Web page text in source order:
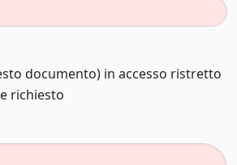
documento) in accesso ristretto
richiesto